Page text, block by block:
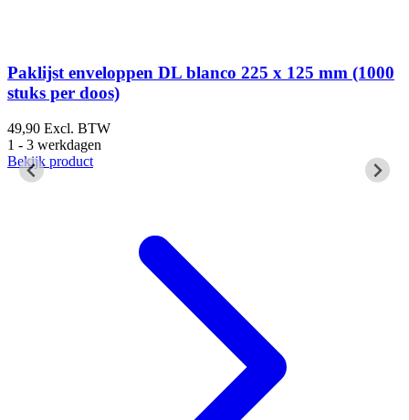
Paklijst enveloppen DL blanco 225 x 125 mm (1000
stuks per doos)
49,90 Excl. BTW
1 - 3 werkdagen
Bekijk product